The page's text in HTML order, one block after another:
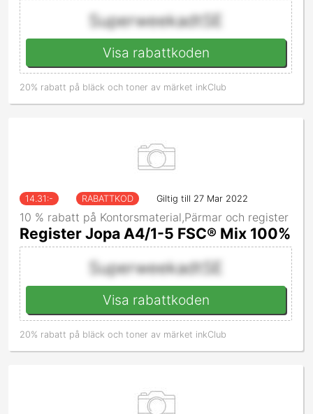
SuperweekadtSE
Visa rabattkoden
20% rabatt på bläck och toner av märket inkClub
14.31 :- RABATTKOD Giltig till 27 Mar 2022
10 % rabatt på Kontorsmaterial,Pärmar och register
Register Jopa A4/1-5 FSC® Mix 100%
SuperweekadtSE
Visa rabattkoden
20% rabatt på bläck och toner av märket inkClub